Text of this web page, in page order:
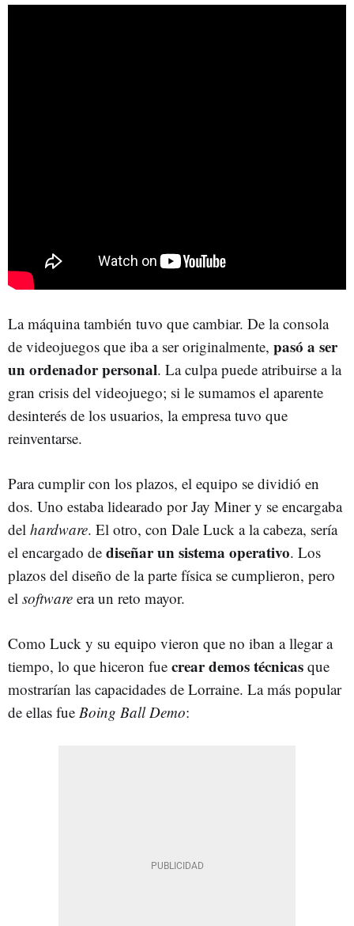
La máquina también tuvo que cambiar. De la consola
de videojuegos que iba a ser originalmente, pasó a ser
un ordenador personal. La culpa puede atribuirse a la
gran crisis del videojuego; si le sumamos el aparente
desinterés de los usuarios, la empresa tuvo que
reinventarse.
Para cumplir con los plazos, el equipo se dividió en
dos. Uno estaba lidearado por Jay Miner y se encargaba
del hardware. El otro, con Dale Luck a la cabeza, sería
el encargado de diseñar un sistema operativo. Los
plazos del diseño de la parte física se cumplieron, pero
el software era un reto mayor.
Como Luck y su equipo vieron que no iban a llegar a
tiempo, lo que hiceron fue crear demos técnicas que
mostrarían las capacidades de Lorraine. La más popular
de ellas fue Boing Ball Demo: